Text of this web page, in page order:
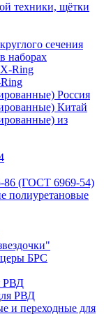
техники, щётки
сечения
наборах
Х-Ring
Россия
Китай
из
(ГОСТ 6969-54)
полиуретановые
БРС
РВД
РВД
и переходные для